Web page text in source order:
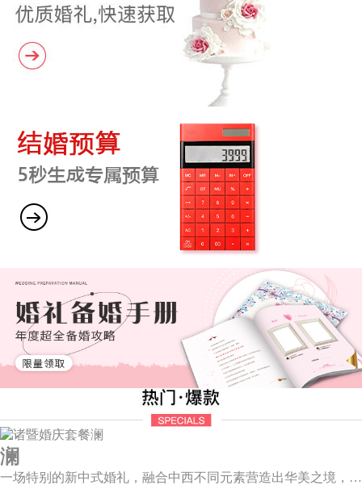
澜
一场特别的新中式婚礼，融合中西不同元素营造出华美之境，有庄严浪漫的西式证婚，也有含蓄深情的中式感恩，从古典到现代，从前世到今生，爱，隽永铭刻。